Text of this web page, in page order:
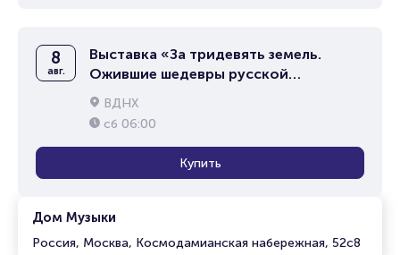
Дом Музыки
Россия, Москва, Космодамианская набережная, 52с8
8
авг.
Выставка «За тридевять земель.
Ожившие шедевры русской
живописи»
ВДНХ
сб 06:00
Купить